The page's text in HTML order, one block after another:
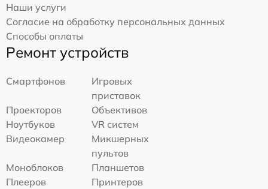
Наши услуги
Согласие на обработку персональных данных
Способы оплаты
Ремонт устройств
Смартфонов
Игровых
приставок
Проекторов
Объективов
Ноутбуков
VR систем
Видеокамер
Микшерных
пультов
Моноблоков
Планшетов
Плееров
Принтеров